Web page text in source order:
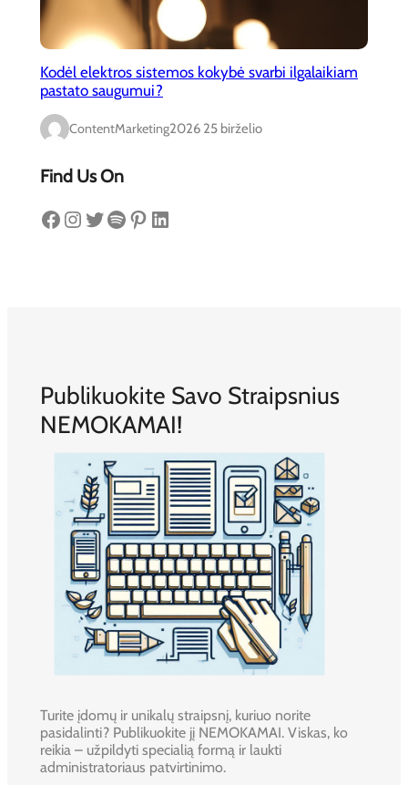
Kodėl elektros sistemos kokybė svarbi ilgalaikiam
pastato saugumui?
ContentMarketing2026 25 birželio
Find Us On
Facebook Instagram Twitter Spotify Pinterest LinkedIn
Publikuokite Savo Straipsnius
NEMOKAMAI!
Turite įdomų ir unikalų straipsnį, kuriuo norite
pasidalinti? Publikuokite jį NEMOKAMAI. Viskas, ko
reikia – užpildyti specialią formą ir laukti
administratoriaus patvirtinimo.